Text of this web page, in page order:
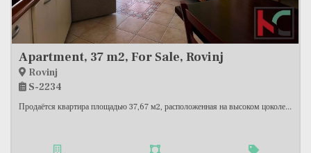
m2, For Sale, Rovinj
37,67 м2, расположенная на высоком цоколе... Продаётся